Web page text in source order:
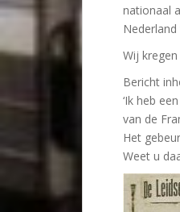
nationaal
Wij
Bericht
‘Ik heb
van de
Het
Weet u